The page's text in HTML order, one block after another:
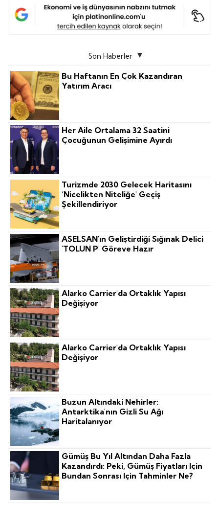
Son Haberler
Bu Haftanın En Çok Kazandıran
Yatırım Aracı
Her Aile Ortalama 32 Saatini
Çocuğunun Gelişimine Ayırdı
Turizmde 2030 Gelecek Haritasını
‘nicelikten Niteliğe' Geçiş
Şekillendiriyor
ASELSAN'ın Geliştirdiği Sığınak Delici
'TOLUN P' Göreve Hazır
Alarko Carrier'da Ortaklık Yapısı
Değişiyor
Alarko Carrier'da Ortaklık Yapısı
Değişiyor
Buzun Altındaki Nehirler:
Antarktika'nın Gizli Su Ağı
Haritalanıyor
Gümüş Bu Yıl Altından Daha Fazla
Kazandırdı: Peki, Gümüş Fiyatları Için
Bundan Sonrası Için Tahminler Ne?